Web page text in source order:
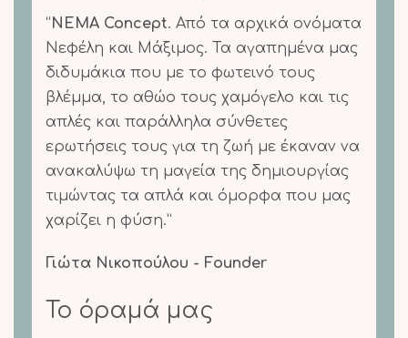
“NEMA Concept. Από τα αρχικά ονόματα
Νεφέλη και Μάξιμος. Τα αγαπημένα μας
διδυμάκια που με το φωτεινό τους
βλέμμα, το αθώο τους χαμόγελο και τις
απλές και παράλληλα σύνθετες
ερωτήσεις τους για τη ζωή με έκαναν να
ανακαλύψω τη μαγεία της δημιουργίας
τιμώντας τα απλά και όμορφα που μας
χαρίζει η φύση.”
Γιώτα Νικοπούλου - Founder
Το όραμά μας